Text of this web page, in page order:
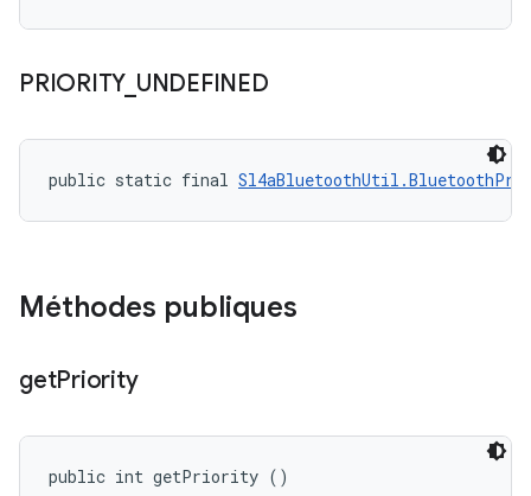
PRIORITY_ UNDEFINED
public static final
Méthodes publiques
getPriority
public int getPriority ()